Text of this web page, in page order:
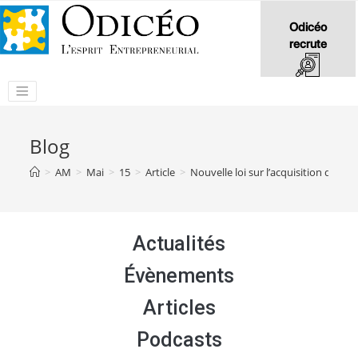
Odicéo
recrute
Blog
> AM > Mai > 15 > Article > Nouvelle loi sur l’acquisition des
Actualités
Évènements
Articles
Podcasts